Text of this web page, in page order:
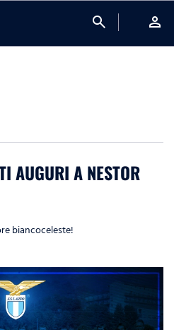
search person
AUGURI A NESTOR
biancoceleste!